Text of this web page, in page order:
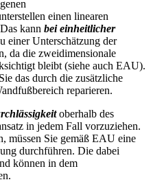
einen linearen
kann bei einheitlicher
einer Unterschätzung der
da die zweidimensionale
bleibt (siehe auch EAU).
das durch die zusätzliche
reparieren.
oberhalb des
in jedem Fall vorzuziehen.
müssen Sie gemäß EAU eine
durchführen. Die dabei
können in dem